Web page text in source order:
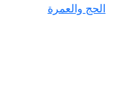
الحج والعمرة